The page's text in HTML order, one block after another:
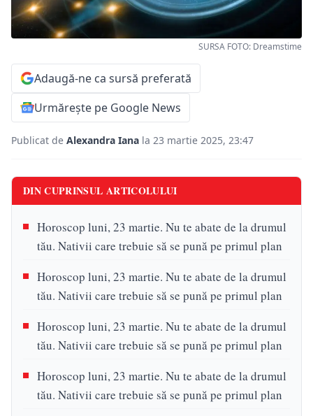
SURSA FOTO: Dreamstime
Adaugă-ne ca sursă preferată
Urmărește pe Google News
Publicat de Alexandra Iana la 23 martie 2025, 23:47
DIN CUPRINSUL ARTICOLULUI
Horoscop luni, 23 martie. Nu te abate de la drumul
tău. Nativii care trebuie să se pună pe primul plan
Horoscop luni, 23 martie. Nu te abate de la drumul
tău. Nativii care trebuie să se pună pe primul plan
Horoscop luni, 23 martie. Nu te abate de la drumul
tău. Nativii care trebuie să se pună pe primul plan
Horoscop luni, 23 martie. Nu te abate de la drumul
tău. Nativii care trebuie să se pună pe primul plan